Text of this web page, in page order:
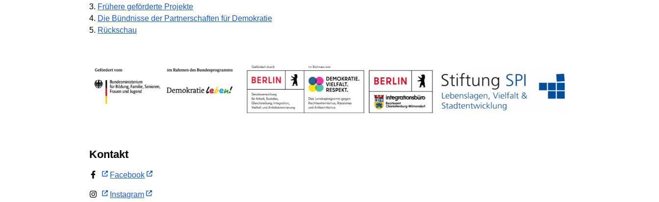
3. Frühere geförderte Projekte
4. Die Bündnisse der Partnerschaften für Demokratie
5. Rückschau
Kontakt
Facebook
Instagram